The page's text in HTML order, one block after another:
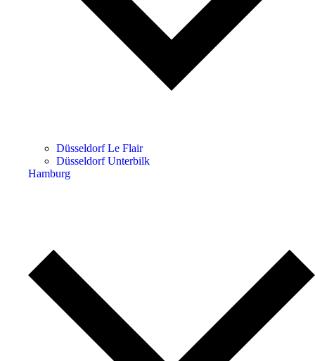
Düsseldorf Le Flair
Düsseldorf Unterbilk
Hamburg